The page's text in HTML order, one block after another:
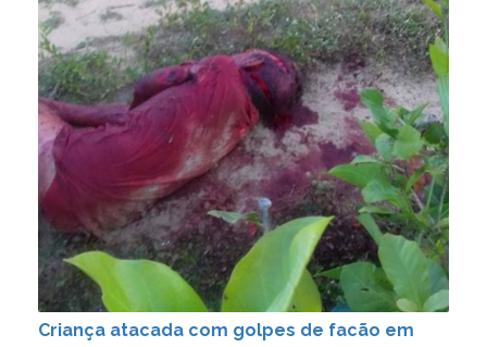
Criança atacada com golpes de facão em